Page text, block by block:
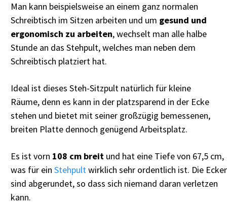
Man kann beispielsweise an einem ganz normalen
Schreibtisch im Sitzen arbeiten und um gesund und
ergonomisch zu arbeiten, wechselt man alle halbe
Stunde an das Stehpult, welches man neben dem
Schreibtisch platziert hat.
Ideal ist dieses Steh-Sitzpult natürlich für kleine
Räume, denn es kann in der platzsparend in der Ecke
stehen und bietet mit seiner großzügig bemessenen,
breiten Platte dennoch genügend Arbeitsplatz.
Es ist vorn 108 cm breit und hat eine Tiefe von 67,5 cm,
was für ein Stehpultwirklich sehr ordentlich ist. Die
sind abgerundet, so dass sich niemand daran verletzen
kann.